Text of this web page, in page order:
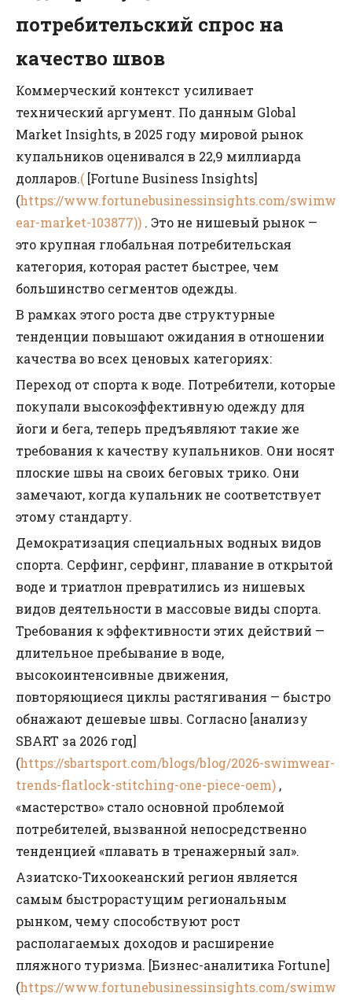
потребительский спрос на
качество швов
Коммерческий контекст усиливает
технический аргумент. По данным Global
Market Insights, в 2025 году мировой рынок
купальников оценивался в 22,9 миллиарда
долларов.( [Fortune Business Insights]
(https://www.fortunebusinessinsights.com/swimw
ear-market-103877)) . Это не нишевый рынок —
это крупная глобальная потребительская
категория, которая растет быстрее, чем
большинство сегментов одежды.
В рамках этого роста две структурные
тенденции повышают ожидания в отношении
качества во всех ценовых категориях:
Переход от спорта к воде. Потребители, которые
покупали высокоэффективную одежду для
йоги и бега, теперь предъявляют такие же
требования к качеству купальников. Они носят
плоские швы на своих беговых трико. Они
замечают, когда купальник не соответствует
этому стандарту.
Демократизация специальных водных видов
спорта. Серфинг, серфинг, плавание в открытой
воде и триатлон превратились из нишевых
видов деятельности в массовые виды спорта.
Требования к эффективности этих действий —
длительное пребывание в воде,
высокоинтенсивные движения,
повторяющиеся циклы растягивания — быстро
обнажают дешевые швы. Согласно [анализу
SBART за 2026 год]
(https://sbartsport.com/blogs/blog/2026-swimwear-
trends-flatlock-stitching-one-piece-oem) ,
«мастерство» стало основной проблемой
потребителей, вызванной непосредственно
тенденцией «плавать в тренажерный зал».
Азиатско-Тихоокеанский регион является
самым быстрорастущим региональным
рынком, чему способствуют рост
располагаемых доходов и расширение
пляжного туризма. [Бизнес-аналитика Fortune]
(https://www.fortunebusinessinsights.com/swimw